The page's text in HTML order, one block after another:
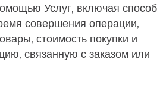
Услуг, включая способ
совершения операции,
стоимость покупки и
связанную с заказом или